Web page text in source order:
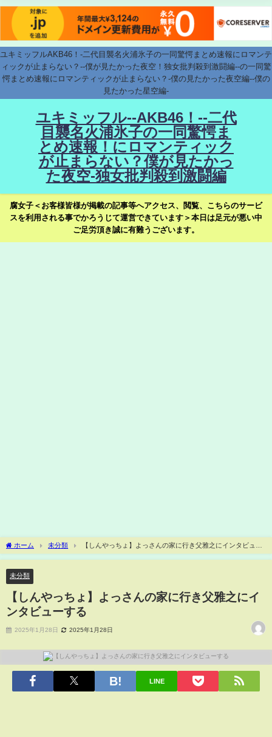
ユキミッフルAKB46！-二代目襲名火浦氷子の一同驚愕まとめ速報にロマンテ
ィックが止まらない？--僕が見たかった夜空！独女批判殺到激闘編--の一同驚
愕まとめ速報にロマンティックが止まらない？-僕の見たかった夜空編--僕の
見たかった星空編-
ユキミッフル--AKB46！--二代
目襲名火浦氷子の一同驚愕ま
とめ速報！にロマンティック
が止まらない？僕が見たかっ
た夜空-独女批判殺到激闘編
腐女子＜お客様皆様が掲載の記事等へアクセス、閲覧、こちらのサービ
スを利用される事でかろうじて運営できています＞本日は足元が悪い中
ご足労頂き誠に有難うございます。
ホーム 未分類
【しんやっちょ】よっさんの家に行き父雅之にインタビュー
する
未分類
【しんやっちょ】よっさんの家に行き父雅之にイ
ンタビューする
2025年1月28日 2025年1月28日
LINE